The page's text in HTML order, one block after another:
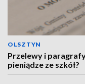
OLSZTYN
Przelewy i
pieniądze ze szkół?